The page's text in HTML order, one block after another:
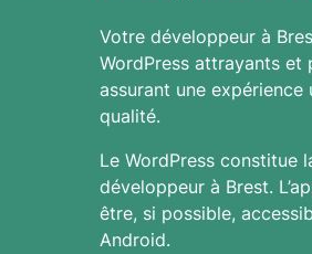
Votre développeur à
WordPress attrayants et
assurant une
qualité.
Le WordPress constitue
développeur à Brest.
être, si possible,
Android.